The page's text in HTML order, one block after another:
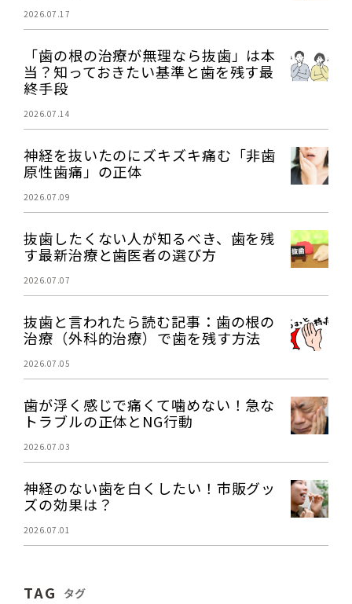
2026.07.17
「歯の根の治療が無理なら抜歯」は本
当？知っておきたい基準と歯を残す最
終手段
2026.07.14
神経を抜いたのにズキズキ痛む「非歯
原性歯痛」の正体
2026.07.09
抜歯したくない人が知るべき、歯を残
す最新治療と歯医者の選び方
2026.07.07
抜歯と言われたら読む記事：歯の根の
治療（外科的治療）で歯を残す方法
2026.07.05
歯が浮く感じで痛くて噛めない！急な
トラブルの正体とNG行動
2026.07.03
神経のない歯を白くしたい！市販グッ
ズの効果は？
2026.07.01
TAG タグ